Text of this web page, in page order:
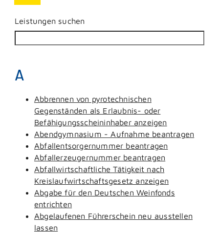
Leistungen suchen
A
Abbrennen von pyrotechnischen
Gegenständen als Erlaubnis- oder
Befähigungsscheininhaber anzeigen
Abendgymnasium - Aufnahme beantragen
Abfallentsorgernummer beantragen
Abfallerzeugernummer beantragen
Abfallwirtschaftliche Tätigkeit nach
Kreislaufwirtschaftsgesetz anzeigen
Abgabe für den Deutschen Weinfonds
entrichten
Abgelaufenen Führerschein neu ausstellen
lassen